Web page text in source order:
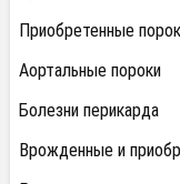
Приобретенные
Аортальные пороки
Болезни перикарда
Врожденные и